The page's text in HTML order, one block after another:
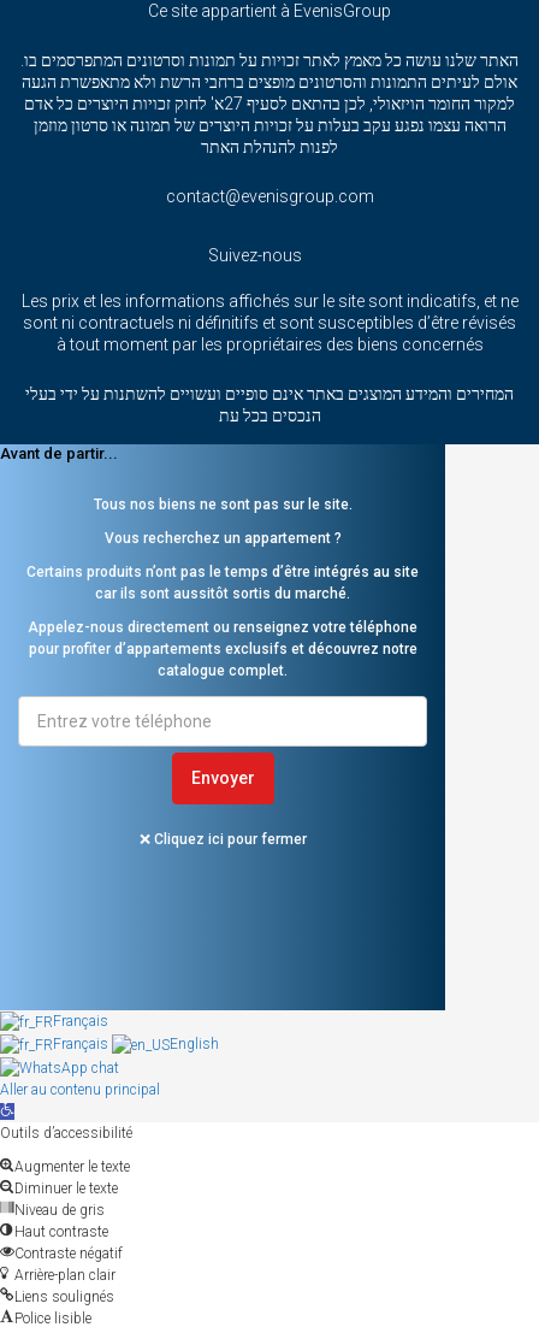
Ce site appartient à EvenisGroup
האתר שלנו עושה כל מאמץ לאתר זכויות על תמונות וסרטונים המתפרסמים בו.
אולם לעיתים התמונות והסרטונים מופצים ברחבי הרשת ולא מתאפשרת הגעה
למקור החומר הויזאולי, לכן בהתאם לסעיף 27א' לחוק זכויות היוצרים כל אדם
הרואה עצמו נפגע עקב בעלות על זכויות היוצרים של תמונה או סרטון מוזמן
לפנות להנהלת האתר
contact@evenisgroup.com
Suivez-nous
Les prix et les informations affichés sur le site sont indicatifs, et ne
sont ni contractuels ni définitifs et sont susceptibles d’être révisés
à tout moment par les propriétaires des biens concernés
המחירים והמידע המוצגים באתר אינם סופיים ועשויים להשתנות על ידי בעלי
הנכסים בכל עת
Avant de partir...
Tous nos biens ne sont pas sur le site.
Vous recherchez un appartement ?
Certains produits n’ont pas le temps d’être intégrés au site
car ils sont aussitôt sortis du marché.
Appelez-nous directement ou renseignez votre téléphone
pour profiter d’appartements exclusifs et découvrez notre
catalogue complet.
❌ Cliquez ici pour fermer
Français
Français
English
Aller au contenu principal
Ouvrir
la
d’outils
Outils d’accessibilité
Augmenter le texte
Diminuer le texte
Niveau de gris
Haut contraste
Contraste négatif
Arrière-plan clair
Liens soulignés
Police lisible